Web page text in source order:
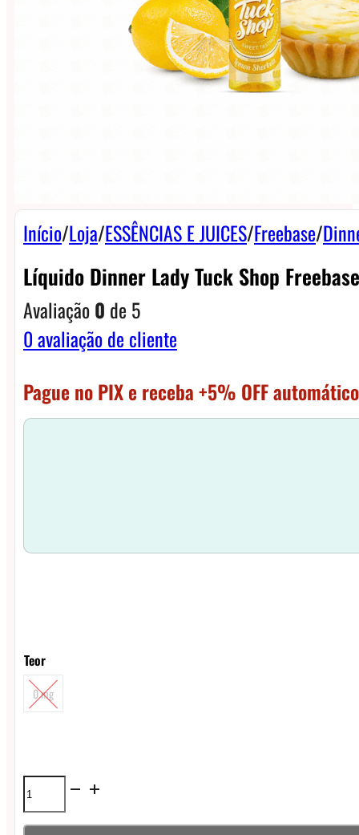
Início/Loja/ESSÊNCIAS E JUICES/Freebase/
Líquido Dinner Lady Tuck Shop
Avaliação0 de 5
0avaliação de cliente
Pague no PIX e receba +5% OFF
Teor
0 mg
Líquido
Dinner